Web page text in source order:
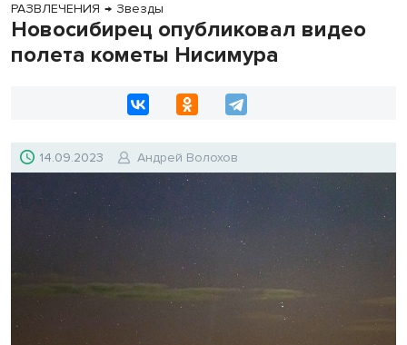
РАЗВЛЕЧЕНИЯ → Звезды
Новосибирец опубликовал видео
полета кометы Нисимура
14.09.2023 Андрей Волохов